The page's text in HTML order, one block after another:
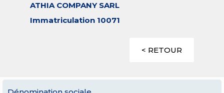
ATHIA COMPANY SARL
Immatriculation 10071
< RETOUR